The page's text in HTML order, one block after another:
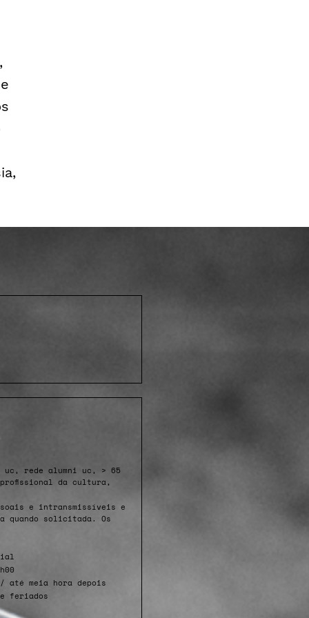
uc, rede alumni uc, > 65
profissional da cultura,
e intransmissíveis e
quando solicitada. Os
até meia hora depois
e feriados